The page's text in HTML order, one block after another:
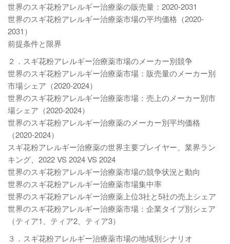
世界のスギ花粉アレルギー治療薬の販売量：2020-2031
世界のスギ花粉アレルギー治療薬市場の平均価格（2020-
2031）
前提条件と限界
２．スギ花粉アレルギー治療薬市場のメーカー別競争
世界のスギ花粉アレルギー治療薬市場：販売量のメーカー別
市場シェア（2020-2024）
世界のスギ花粉アレルギー治療薬市場：売上のメーカー別市
場シェア（2020-2024）
世界のスギ花粉アレルギー治療薬のメーカー別平均価格
（2020-2024）
スギ花粉アレルギー治療薬の世界主要プレイヤー、業界ラン
キング、2022 VS 2024 VS 2024
世界のスギ花粉アレルギー治療薬市場の競争状況と動向
世界のスギ花粉アレルギー治療薬市場集中率
世界のスギ花粉アレルギー治療薬上位3社と5社の売上シェア
世界のスギ花粉アレルギー治療薬市場：企業タイプ別シェア
（ティア1、ティア2、ティア3）
３．スギ花粉アレルギー治療薬市場の地域別シナリオ